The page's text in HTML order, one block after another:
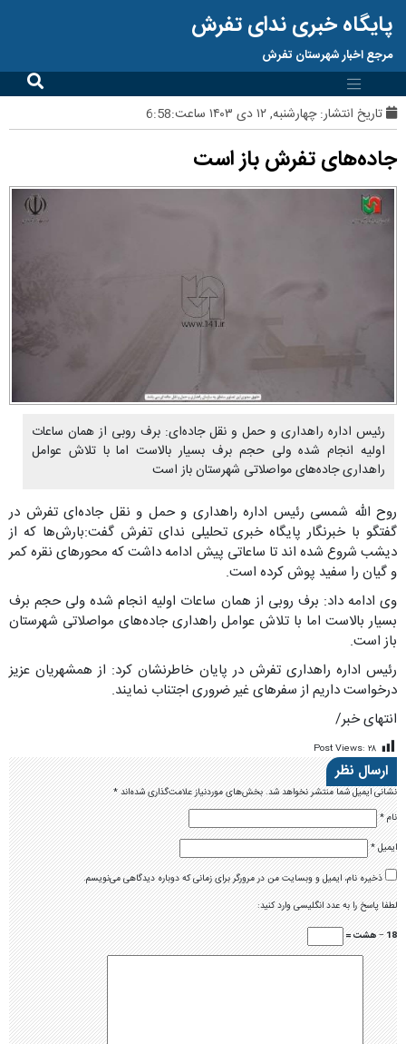
پایگاه خبری ندای تفرش
مرجع اخبار شهرستان تفرش
تاریخ انتشار:چهارشنبه, ۱۲ دی ۱۴۰۳ ساعت:6:58
جاده‌های تفرش باز است
رئیس اداره راهداری و حمل و نقل جاده‌ای: برف روبی از همان ساعات
اولیه انجام شده ولی حجم برف بسیار بالاست اما با تلاش عوامل
راهداری جاده‌های مواصلاتی شهرستان باز است
روح الله شمسی رئیس اداره راهداری و حمل و نقل جاده‌ای تفرش در
گفتگو با خبرنگار پایگاه خبری تحلیلی ندای تفرش گفت:بارش‌ها که از
دیشب شروع شده اند تا ساعاتی پیش ادامه داشت که محورهای نقره کمر
و گیان را سفید پوش کرده است.
وی ادامه داد: برف روبی از همان ساعات اولیه انجام شده ولی حجم برف
بسیار بالاست اما با تلاش عوامل راهداری جاده‌های مواصلاتی شهرستان
باز است.
رئیس اداره راهداری تفرش در پایان خاطرنشان کرد: از همشهریان عزیز
درخواست داریم از سفرهای غیر ضروری اجتناب نمایند.
انتهای خبر/
Post Views: ۲۸
ارسال نظر
نشانی ایمیل شما منتشر نخواهد شد.بخش‌های موردنیاز علامت‌گذاری شده‌اند*
نام*
ایمیل*
ذخیره نام، ایمیل و وبسایت من در مرورگر برای زمانی که دوباره دیدگاهی می‌نویسم.
لطفا پاسخ را به عدد انگلیسی وارد کنید:
18 − هشت =